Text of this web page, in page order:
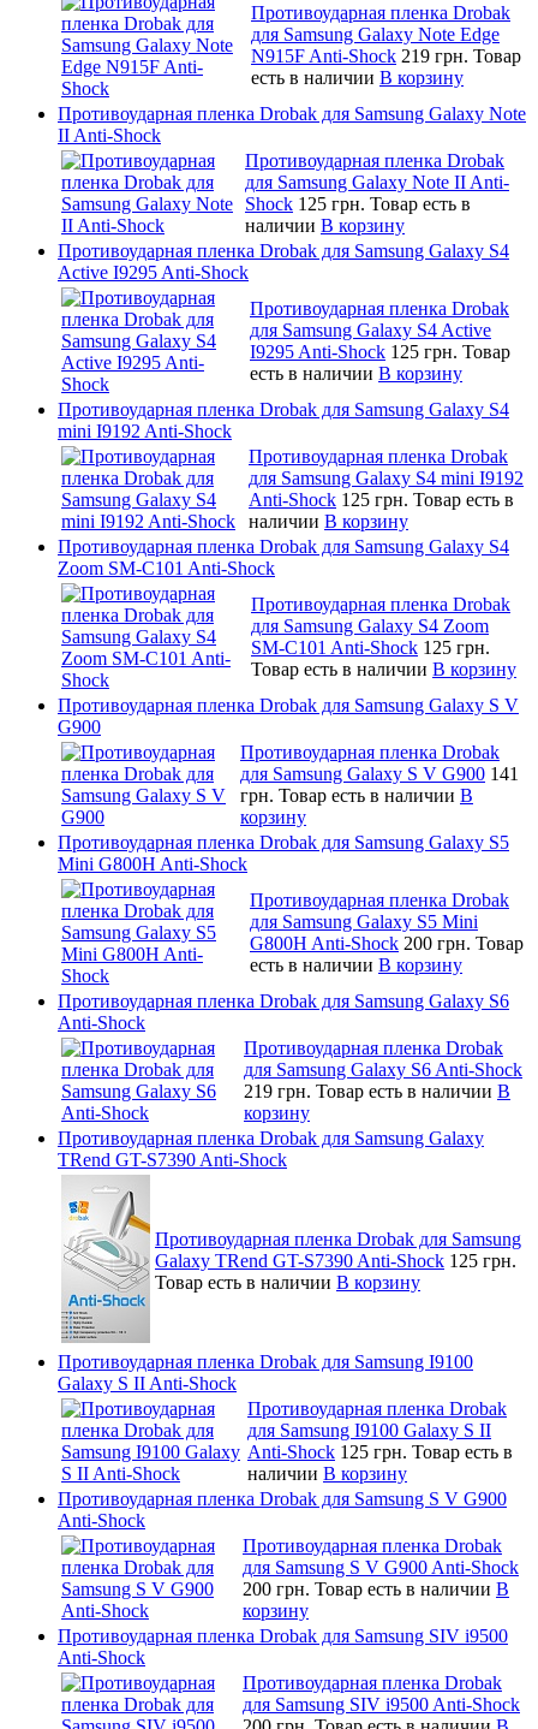
Противоударная пленка Drobak
для Samsung Galaxy Note Edge
N915F Anti-Shock 219 грн. Товар
есть в наличии В корзину
Противоударная пленка Drobak для Samsung Galaxy Note
II Anti-Shock
Противоударная пленка Drobak
для Samsung Galaxy Note II Anti-
Shock 125 грн. Товар есть в
наличии В корзину
Противоударная пленка Drobak для Samsung Galaxy S4
Active I9295 Anti-Shock
Противоударная пленка Drobak
для Samsung Galaxy S4 Active
I9295 Anti-Shock 125 грн. Товар
есть в наличии В корзину
Противоударная пленка Drobak для Samsung Galaxy S4
mini I9192 Anti-Shock
Противоударная пленка Drobak
для Samsung Galaxy S4 mini I9192
Anti-Shock 125 грн. Товар есть в
наличии В корзину
Противоударная пленка Drobak для Samsung Galaxy S4
Zoom SM-C101 Anti-Shock
Противоударная пленка Drobak
для Samsung Galaxy S4 Zoom
SM-C101 Anti-Shock 125 грн.
Товар есть в наличии В корзину
Противоударная пленка Drobak для Samsung Galaxy S V
G900
Противоударная пленка Drobak
для Samsung Galaxy S V G900 141
грн. Товар есть в наличии В
корзину
Противоударная пленка Drobak для Samsung Galaxy S5
Mini G800H Anti-Shock
Противоударная пленка Drobak
для Samsung Galaxy S5 Mini
G800H Anti-Shock 200 грн. Товар
есть в наличии В корзину
Противоударная пленка Drobak для Samsung Galaxy S6
Anti-Shock
Противоударная пленка Drobak
для Samsung Galaxy S6 Anti-Shock
219 грн. Товар есть в наличии В
корзину
Противоударная пленка Drobak для Samsung Galaxy
TRend GT-S7390 Anti-Shock
Противоударная пленка Drobak для Samsung
Galaxy TRend GT-S7390 Anti-Shock 125 грн.
Товар есть в наличии В корзину
Противоударная пленка Drobak для Samsung I9100
Galaxy S II Anti-Shock
Противоударная пленка Drobak
для Samsung I9100 Galaxy S II
Anti-Shock 125 грн. Товар есть в
наличии В корзину
Противоударная пленка Drobak для Samsung S V G900
Anti-Shock
Противоударная пленка Drobak
для Samsung S V G900 Anti-Shock
200 грн. Товар есть в наличии В
корзину
Противоударная пленка Drobak для Samsung SIV i9500
Anti-Shock
Противоударная пленка Drobak
для Samsung SIV i9500 Anti-Shock